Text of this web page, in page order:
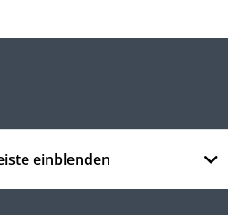
einblenden